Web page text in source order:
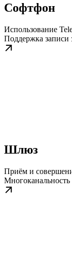
Софтфон
Использование
Поддержка записи
Шлюз
Приём и